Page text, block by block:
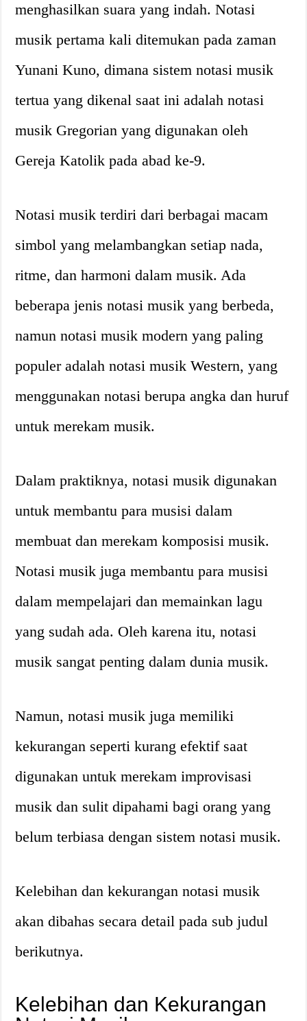
menghasilkan suara yang indah. Notasi
musik pertama kali ditemukan pada zaman
Yunani Kuno, dimana sistem notasi musik
tertua yang dikenal saat ini adalah notasi
musik Gregorian yang digunakan oleh
Gereja Katolik pada abad ke-9.
Notasi musik terdiri dari berbagai macam
simbol yang melambangkan setiap nada,
ritme, dan harmoni dalam musik. Ada
beberapa jenis notasi musik yang berbeda,
namun notasi musik modern yang paling
populer adalah notasi musik Western, yang
menggunakan notasi berupa angka dan huruf
untuk merekam musik.
Dalam praktiknya, notasi musik digunakan
untuk membantu para musisi dalam
membuat dan merekam komposisi musik.
Notasi musik juga membantu para musisi
dalam mempelajari dan memainkan lagu
yang sudah ada. Oleh karena itu, notasi
musik sangat penting dalam dunia musik.
Namun, notasi musik juga memiliki
kekurangan seperti kurang efektif saat
digunakan untuk merekam improvisasi
musik dan sulit dipahami bagi orang yang
belum terbiasa dengan sistem notasi musik.
Kelebihan dan kekurangan notasi musik
akan dibahas secara detail pada sub judul
berikutnya.
Kelebihan dan Kekurangan